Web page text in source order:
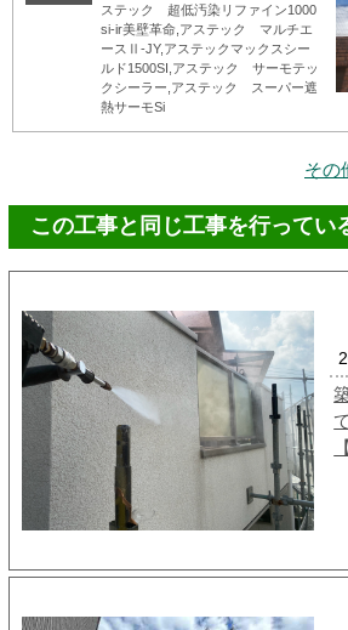
ステック 超低汚染リファイン1000
si-ir美壁革命,アステック マルチエ
ースⅡ-JY,アステックマックスシー
ルド1500SI,アステック サーモテッ
クシーラー,アステック スーパー遮
熱サーモSi
その
この工事と同じ工事を行ってい